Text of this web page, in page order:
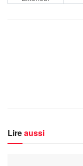
Lireaussi